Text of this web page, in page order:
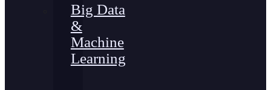
Big Data
&
Machine
Learning